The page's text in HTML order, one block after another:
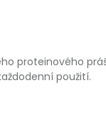
proteinového
použití.